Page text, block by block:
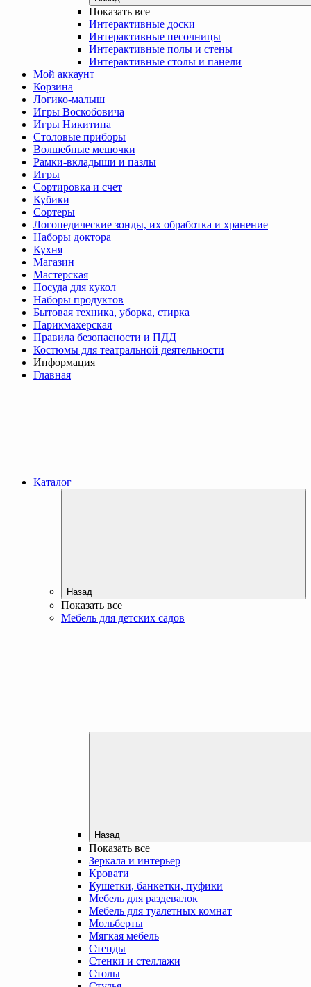
Показать все
Интерактивные доски
Интерактивные песочницы
Интерактивные полы и стены
Интерактивные столы и панели
Мой аккаунт
Корзина
Логико-малыш
Игры Воскобовича
Игры Никитина
Столовые приборы
Волшебные мешочки
Рамки-вкладыши и пазлы
Игры
Сортировка и счет
Кубики
Сортеры
Логопедические зонды, их обработка и хранение
Наборы доктора
Кухня
Магазин
Мастерская
Посуда для кукол
Наборы продуктов
Бытовая техника, уборка, стирка
Парикмахерская
Правила безопасности и ПДД
Костюмы для театральной деятельности
Информация
Главная
Каталог
Назад
Показать все
Мебель для детских садов
Назад
Показать все
Зеркала и интерьер
Кровати
Кушетки, банкетки, пуфики
Мебель для раздевалок
Мебель для туалетных комнат
Мольберты
Мягкая мебель
Стенды
Стенки и стеллажи
Столы